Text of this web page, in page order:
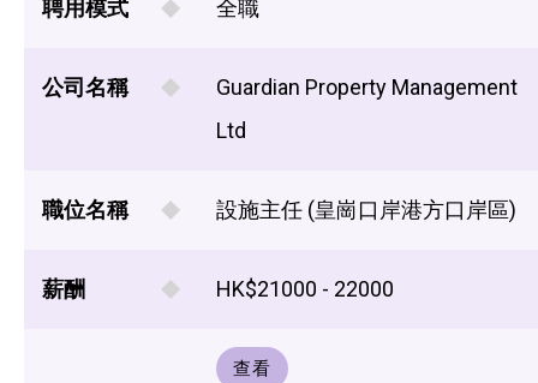
聘用模式 全職
公司名稱
Guardian Property Management
Ltd
職位名稱 設施主任 (皇崗口岸港方口岸區)
薪酬 HK$21000 - 22000
查看